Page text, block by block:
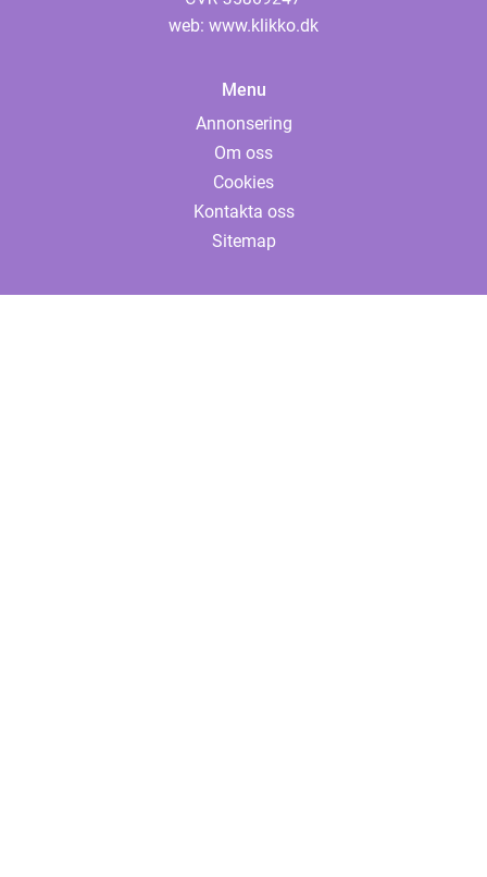
web: www.klikko.dk
Menu
Annonsering
Om oss
Cookies
Kontakta oss
Sitemap